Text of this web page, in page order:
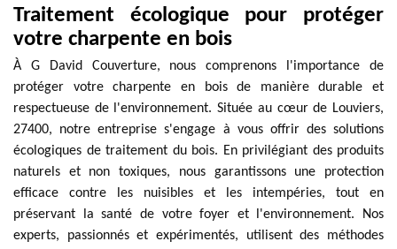
Traitement écologique pour protéger
votre charpente en bois
À G David Couverture, nous comprenons l'importance de
protéger votre charpente en bois de manière durable et
respectueuse de l'environnement. Située au cœur de Louviers,
27400, notre entreprise s'engage à vous offrir des solutions
écologiques de traitement du bois. En privilégiant des produits
naturels et non toxiques, nous garantissons une protection
efficace contre les nuisibles et les intempéries, tout en
préservant la santé de votre foyer et l'environnement. Nos
experts, passionnés et expérimentés, utilisent des méthodes